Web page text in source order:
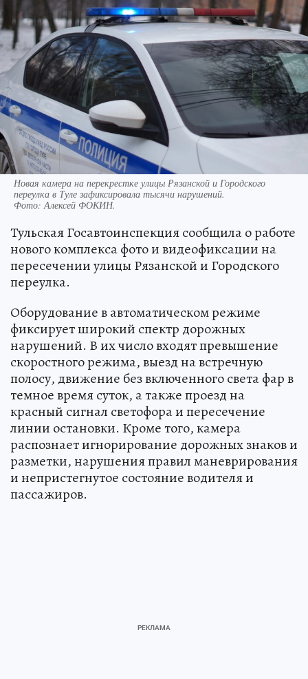
Новая камера на перекрестке улицы Рязанской и Городского
переулка в Туле зафиксировала тысячи нарушений.
Фото:Алексей ФОКИН.
Тульская Госавтоинспекция сообщила о работе
нового комплекса фото и видеофиксации на
пересечении улицы Рязанской и Городского
переулка.
Оборудование в автоматическом режиме
фиксирует широкий спектр дорожных
нарушений. В их число входят превышение
скоростного режима, выезд на встречную
полосу, движение без включенного света фар в
темное время суток, а также проезд на
красный сигнал светофора и пересечение
линии остановки. Кроме того, камера
распознает игнорирование дорожных знаков и
разметки, нарушения правил маневрирования
и непристегнутое состояние водителя и
пассажиров.